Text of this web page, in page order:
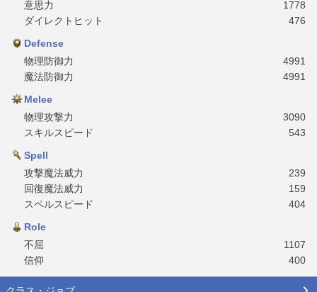
意思力
1778
ダイレクトヒット
476
Defense
物理防御力
4991
魔法防御力
4991
Melee
物理攻撃力
3090
スキルスピード
543
Spell
攻撃魔法威力
239
回復魔法威力
159
スペルスピード
404
Role
不屈
1107
信仰
400